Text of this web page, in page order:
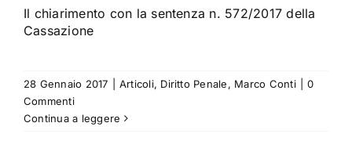
Il chiarimento con la sentenza n. 572/2017 della
Cassazione
28 Gennaio 2017 Articoli, Diritto Penale, Marco Conti
0
Commenti
Continua a leggere